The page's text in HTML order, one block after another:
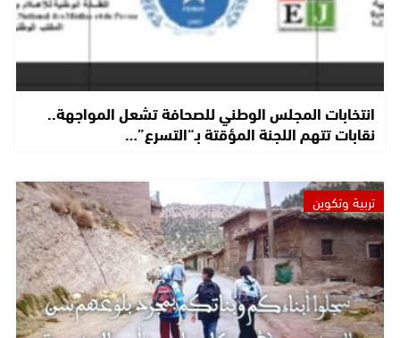
انتخابات المجلس الوطني للصحافة تشعل المواجهة..
نقابات تتهم اللجنة المؤقتة بـ“التسرع”…
تربية وتكوين